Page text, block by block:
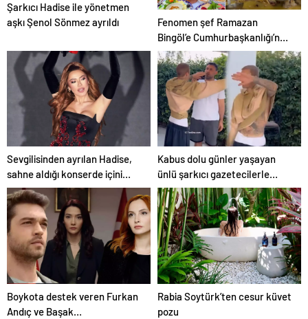
Şarkıcı Hadise ile yönetmen
aşkı Şenol Sönmez ayrıldı
Fenomen şef Ramazan
Bingöl’e Cumhurbaşkanlığı’nda
görev
Sevgilisinden ayrılan Hadise,
sahne aldığı konserde içini
döktü
Kabus dolu günler yaşayan
ünlü şarkıcı gazetecilerle
kavga etti
Boykota destek veren Furkan
Andıç ve Başak
Rabia Soytürk’ten cesur küvet
pozu